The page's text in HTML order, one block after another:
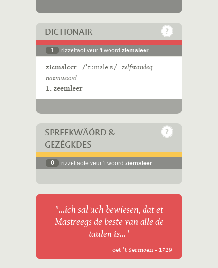
DICTIONAIR
1 rizzeltaot veur 't woord ziemsleer
ziemsleer /ˈziːmsleˑʀ/ zelfstandeg
naomwoord
1. zeemleer
SPREEKWÄÖRD &
GEZÈGKDES
0 rizzeltaote veur 't woord ziemsleer
"...ich sal uch bewiesen, dat et
Mastreegs de beste van alle de
taulen is..."
oet 't Sermoen - 1729